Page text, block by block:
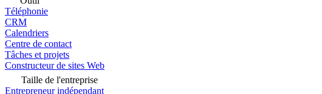
Téléphonie
CRM
Calendriers
Centre de contact
Tâches et projets
Constructeur de sites Web
Taille de l'entreprise
Entrepreneur indépendant